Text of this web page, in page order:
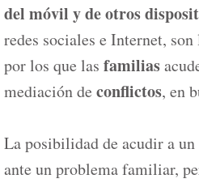
del móvil y de otros
redes sociales e Internet,
por los que las familias
mediación de conflictos, en
La posibilidad de acudir a
ante un problema familiar,